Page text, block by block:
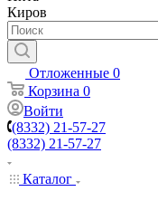
Киров
Отложенные 0
Корзина 0
Войти
(8332) 21-57-27
(8332) 21-57-27
Каталог